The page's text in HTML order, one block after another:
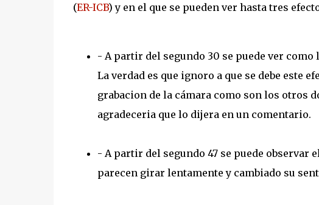
(ER-ICB) y en el que se pueden ver hasta tres
- A partir del segundo 30 se puede ver
La verdad es que ignoro a que se debe este
grabacion de la cámara como son los otros
agradeceria que lo dijera en un comentario.
- A partir del segundo 47 se puede observar
parecen girar lentamente y cambiado su